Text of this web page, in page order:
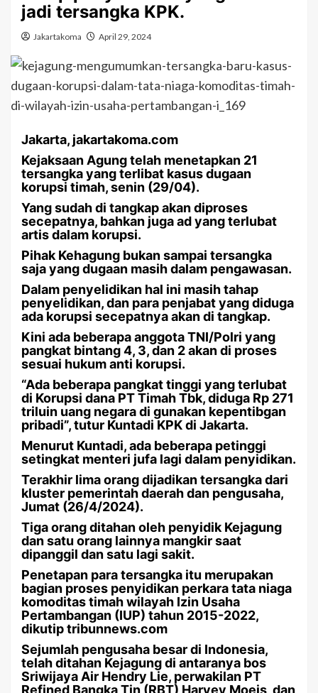
jadi tersangka KPK.
Jakartakoma April 29, 2024
Jakarta, jakartakoma.com
Kejaksaan Agung telah menetapkan 21
tersangka yang terlibat kasus dugaan
korupsi timah, senin (29/04).
Yang sudah di tangkap akan diproses
secepatnya, bahkan juga ad yang terlubat
artis dalam korupsi.
Pihak Kehagung bukan sampai tersangka
saja yang dugaan masih dalam pengawasan.
Dalam penyelidikan hal ini masih tahap
penyelidikan, dan para penjabat yang diduga
ada korupsi secepatnya akan di tangkap.
Kini ada beberapa anggota TNI/Polri yang
pangkat bintang 4, 3, dan 2 akan di proses
sesuai hukum anti korupsi.
“Ada beberapa pangkat tinggi yang terlubat
di Korupsi dana PT Timah Tbk, diduga Rp 271
triluin uang negara di gunakan kepentibgan
pribadi”, tutur Kuntadi KPK di Jakarta.
Menurut Kuntadi, ada beberapa petinggi
setingkat menteri jufa lagi dalam penyidikan.
Terakhir lima orang dijadikan tersangka dari
kluster pemerintah daerah dan pengusaha,
Jumat (26/4/2024).
Tiga orang ditahan oleh penyidik Kejagung
dan satu orang lainnya mangkir saat
dipanggil dan satu lagi sakit.
Penetapan para tersangka itu merupakan
bagian proses penyidikan perkara tata niaga
komoditas timah wilayah Izin Usaha
Pertambangan (IUP) tahun 2015-2022,
dikutip tribunnews.com
Sejumlah pengusaha besar di Indonesia,
telah ditahan Kejagung di antaranya bos
Sriwijaya Air Hendry Lie, perwakilan PT
Refined Bangka Tin (RBT) Harvey Moeis, dan